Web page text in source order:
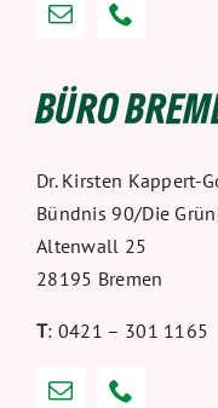
BÜRO
Dr. Kirsten Kappert-
Bündnis 90/Die
Altenwall 25
28195 Bremen
T: 0421 – 301 1165